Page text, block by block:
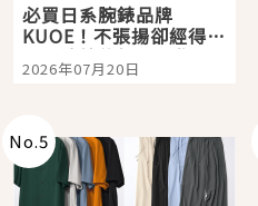
必買日系腕錶品牌
KUOE！不張揚卻經得起
時間洗鍊的經典之作五
選
2026年07月20日
No.5